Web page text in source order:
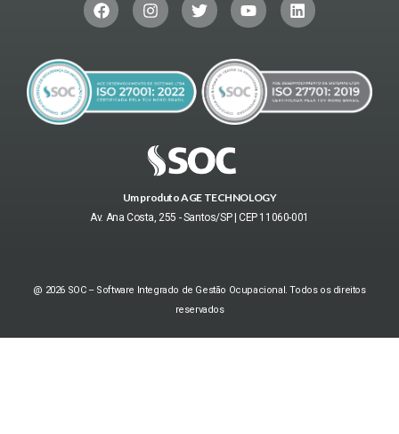
Um produto AGE TECHNOLOGY
Av. Ana Costa, 255 - Santos/SP | CEP 11060-001
@ 2026 SOC – Software Integrado de Gestão Ocupacional. Todos os direitos
reservados